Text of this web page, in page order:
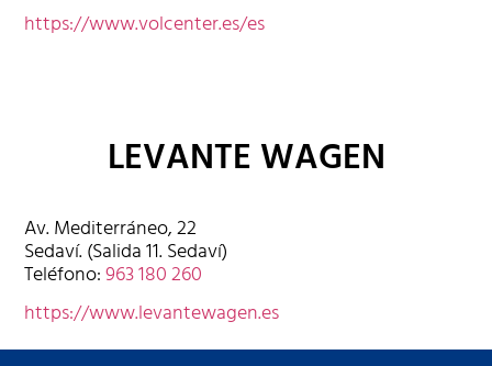
https://www.volcenter.es/es
LEVANTE WAGEN
Av. Mediterráneo, 22
Sedaví. (Salida 11. Sedaví)
Teléfono:963 180 260
https://www.levantewagen.es